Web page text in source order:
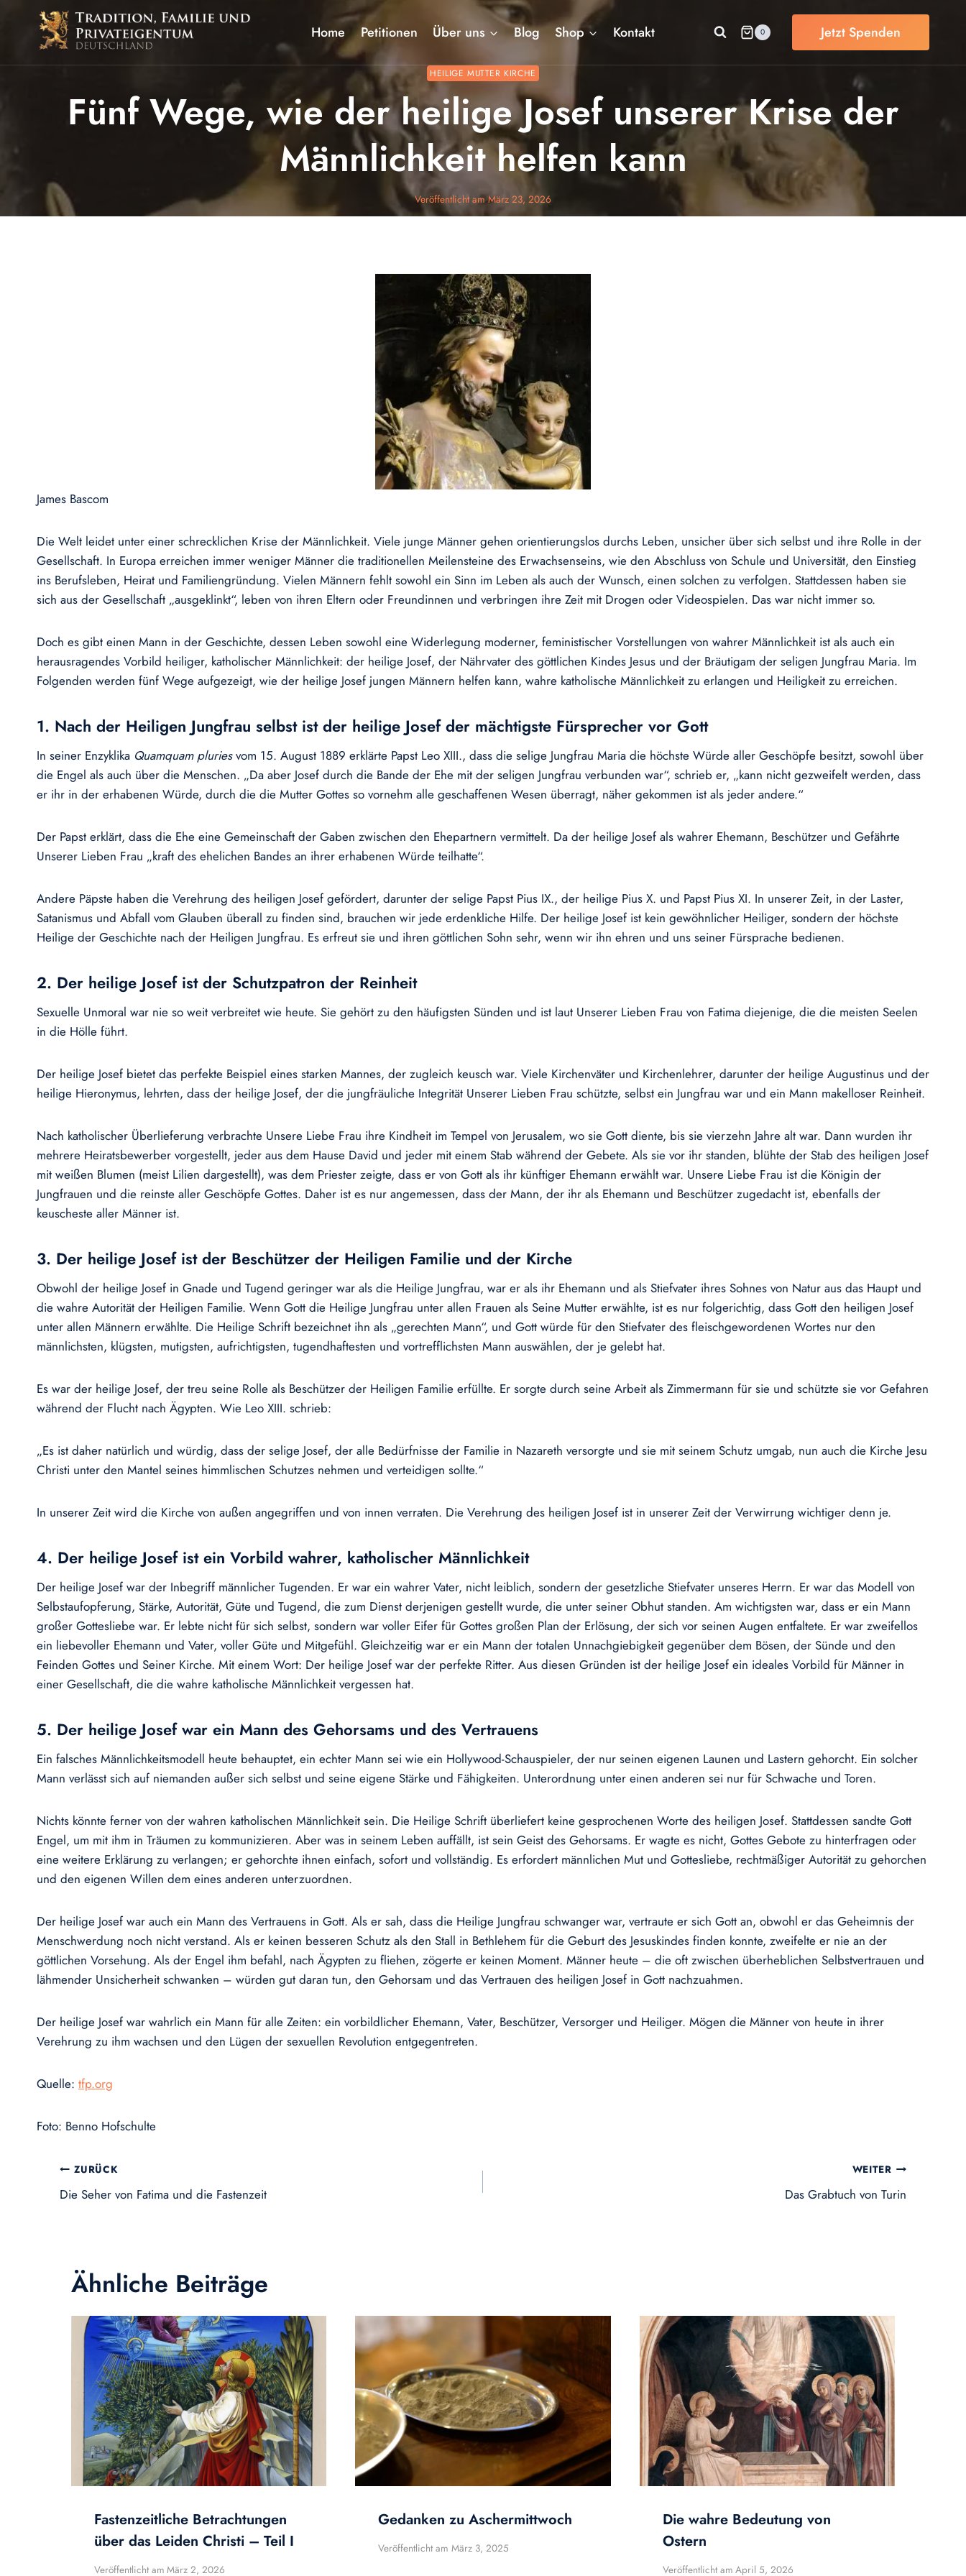
springen
Home Petitionen Über uns Blog Shop Kontakt 0 Jetzt Spenden
HEILIGE MUTTER KIRCHE
Fünf Wege, wie der heilige Josef unserer Krise der
Männlichkeit helfen kann
Veröffentlicht amMärz 23, 2026
James Bascom
Die Welt leidet unter einer schrecklichen Krise der Männlichkeit. Viele junge Männer gehen orientierungslos durchs Leben, unsicher über sich selbst und ihre Rolle in der
Gesellschaft. In Europa erreichen immer weniger Männer die traditionellen Meilensteine des Erwachsenseins, wie den Abschluss von Schule und Universität, den Einstieg
ins Berufsleben, Heirat und Familiengründung. Vielen Männern fehlt sowohl ein Sinn im Leben als auch der Wunsch, einen solchen zu verfolgen. Stattdessen haben sie
sich aus der Gesellschaft „ausgeklinkt“, leben von ihren Eltern oder Freundinnen und verbringen ihre Zeit mit Drogen oder Videospielen. Das war nicht immer so.
Doch es gibt einen Mann in der Geschichte, dessen Leben sowohl eine Widerlegung moderner, feministischer Vorstellungen von wahrer Männlichkeit ist als auch ein
herausragendes Vorbild heiliger, katholischer Männlichkeit: der heilige Josef, der Nährvater des göttlichen Kindes Jesus und der Bräutigam der seligen Jungfrau Maria. Im
Folgenden werden fünf Wege aufgezeigt, wie der heilige Josef jungen Männern helfen kann, wahre katholische Männlichkeit zu erlangen und Heiligkeit zu erreichen.
1. Nach der Heiligen Jungfrau selbst ist der heilige Josef der mächtigste Fürsprecher vor Gott
In seiner Enzyklika Quamquam pluriesvom 15. August 1889 erklärte Papst Leo XIII., dass die selige Jungfrau Maria die höchste Würde aller Geschöpfe besitzt, sowohl über
die Engel als auch über die Menschen. „Da aber Josef durch die Bande der Ehe mit der seligen Jungfrau verbunden war“, schrieb er, „kann nicht gezweifelt werden, dass
er ihr in der erhabenen Würde, durch die die Mutter Gottes so vornehm alle geschaffenen Wesen überragt, näher gekommen ist als jeder andere.“
Der Papst erklärt, dass die Ehe eine Gemeinschaft der Gaben zwischen den Ehepartnern vermittelt. Da der heilige Josef als wahrer Ehemann, Beschützer und Gefährte
Unserer Lieben Frau „kraft des ehelichen Bandes an ihrer erhabenen Würde teilhatte“.
Andere Päpste haben die Verehrung des heiligen Josef gefördert, darunter der selige Papst Pius IX., der heilige Pius X. und Papst Pius XI. In unserer Zeit, in der Laster,
Satanismus und Abfall vom Glauben überall zu finden sind, brauchen wir jede erdenkliche Hilfe. Der heilige Josef ist kein gewöhnlicher Heiliger, sondern der höchste
Heilige der Geschichte nach der Heiligen Jungfrau. Es erfreut sie und ihren göttlichen Sohn sehr, wenn wir ihn ehren und uns seiner Fürsprache bedienen.
2. Der heilige Josef ist der Schutzpatron der Reinheit
Sexuelle Unmoral war nie so weit verbreitet wie heute. Sie gehört zu den häufigsten Sünden und ist laut Unserer Lieben Frau von Fatima diejenige, die die meisten Seelen
in die Hölle führt.
Der heilige Josef bietet das perfekte Beispiel eines starken Mannes, der zugleich keusch war. Viele Kirchenväter und Kirchenlehrer, darunter der heilige Augustinus und der
heilige Hieronymus, lehrten, dass der heilige Josef, der die jungfräuliche Integrität Unserer Lieben Frau schützte, selbst ein Jungfrau war und ein Mann makelloser Reinheit.
Nach katholischer Überlieferung verbrachte Unsere Liebe Frau ihre Kindheit im Tempel von Jerusalem, wo sie Gott diente, bis sie vierzehn Jahre alt war. Dann wurden ihr
mehrere Heiratsbewerber vorgestellt, jeder aus dem Hause David und jeder mit einem Stab während der Gebete. Als sie vor ihr standen, blühte der Stab des heiligen Josef
mit weißen Blumen (meist Lilien dargestellt), was dem Priester zeigte, dass er von Gott als ihr künftiger Ehemann erwählt war. Unsere Liebe Frau ist die Königin der
Jungfrauen und die reinste aller Geschöpfe Gottes. Daher ist es nur angemessen, dass der Mann, der ihr als Ehemann und Beschützer zugedacht ist, ebenfalls der
keuscheste aller Männer ist.
3. Der heilige Josef ist der Beschützer der Heiligen Familie und der Kirche
Obwohl der heilige Josef in Gnade und Tugend geringer war als die Heilige Jungfrau, war er als ihr Ehemann und als Stiefvater ihres Sohnes von Natur aus das Haupt und
die wahre Autorität der Heiligen Familie. Wenn Gott die Heilige Jungfrau unter allen Frauen als Seine Mutter erwählte, ist es nur folgerichtig, dass Gott den heiligen Josef
unter allen Männern erwählte. Die Heilige Schrift bezeichnet ihn als „gerechten Mann“, und Gott würde für den Stiefvater des fleischgewordenen Wortes nur den
männlichsten, klügsten, mutigsten, aufrichtigsten, tugendhaftesten und vortrefflichsten Mann auswählen, der je gelebt hat.
Es war der heilige Josef, der treu seine Rolle als Beschützer der Heiligen Familie erfüllte. Er sorgte durch seine Arbeit als Zimmermann für sie und schützte sie vor Gefahren
während der Flucht nach Ägypten. Wie Leo XIII. schrieb:
„Es ist daher natürlich und würdig, dass der selige Josef, der alle Bedürfnisse der Familie in Nazareth versorgte und sie mit seinem Schutz umgab, nun auch die Kirche Jesu
Christi unter den Mantel seines himmlischen Schutzes nehmen und verteidigen sollte.“
In unserer Zeit wird die Kirche von außen angegriffen und von innen verraten. Die Verehrung des heiligen Josef ist in unserer Zeit der Verwirrung wichtiger denn je.
4. Der heilige Josef ist ein Vorbild wahrer, katholischer Männlichkeit
Der heilige Josef war der Inbegriff männlicher Tugenden. Er war ein wahrer Vater, nicht leiblich, sondern der gesetzliche Stiefvater unseres Herrn. Er war das Modell von
Selbstaufopferung, Stärke, Autorität, Güte und Tugend, die zum Dienst derjenigen gestellt wurde, die unter seiner Obhut standen. Am wichtigsten war, dass er ein Mann
großer Gottesliebe war. Er lebte nicht für sich selbst, sondern war voller Eifer für Gottes großen Plan der Erlösung, der sich vor seinen Augen entfaltete. Er war zweifellos
ein liebevoller Ehemann und Vater, voller Güte und Mitgefühl. Gleichzeitig war er ein Mann der totalen Unnachgiebigkeit gegenüber dem Bösen, der Sünde und den
Feinden Gottes und Seiner Kirche. Mit einem Wort: Der heilige Josef war der perfekte Ritter. Aus diesen Gründen ist der heilige Josef ein ideales Vorbild für Männer in
einer Gesellschaft, die die wahre katholische Männlichkeit vergessen hat.
5. Der heilige Josef war ein Mann des Gehorsams und des Vertrauens
Ein falsches Männlichkeitsmodell heute behauptet, ein echter Mann sei wie ein Hollywood-Schauspieler, der nur seinen eigenen Launen und Lastern gehorcht. Ein solcher
Mann verlässt sich auf niemanden außer sich selbst und seine eigene Stärke und Fähigkeiten. Unterordnung unter einen anderen sei nur für Schwache und Toren.
Nichts könnte ferner von der wahren katholischen Männlichkeit sein. Die Heilige Schrift überliefert keine gesprochenen Worte des heiligen Josef. Stattdessen sandte Gott
Engel, um mit ihm in Träumen zu kommunizieren. Aber was in seinem Leben auffällt, ist sein Geist des Gehorsams. Er wagte es nicht, Gottes Gebote zu hinterfragen oder
eine weitere Erklärung zu verlangen; er gehorchte ihnen einfach, sofort und vollständig. Es erfordert männlichen Mut und Gottesliebe, rechtmäßiger Autorität zu gehorchen
und den eigenen Willen dem eines anderen unterzuordnen.
Der heilige Josef war auch ein Mann des Vertrauens in Gott. Als er sah, dass die Heilige Jungfrau schwanger war, vertraute er sich Gott an, obwohl er das Geheimnis der
Menschwerdung noch nicht verstand. Als er keinen besseren Schutz als den Stall in Bethlehem für die Geburt des Jesuskindes finden konnte, zweifelte er nie an der
göttlichen Vorsehung. Als der Engel ihm befahl, nach Ägypten zu fliehen, zögerte er keinen Moment. Männer heute – die oft zwischen überheblichen Selbstvertrauen und
lähmender Unsicherheit schwanken – würden gut daran tun, den Gehorsam und das Vertrauen des heiligen Josef in Gott nachzuahmen.
Der heilige Josef war wahrlich ein Mann für alle Zeiten: ein vorbildlicher Ehemann, Vater, Beschützer, Versorger und Heiliger. Mögen die Männer von heute in ihrer
Verehrung zu ihm wachsen und den Lügen der sexuellen Revolution entgegentreten.
Quelle: tfp.org
Foto: Benno Hofschulte
Beitragsnavigation
ZURÜCK
Die Seher von Fatima und die Fastenzeit
WEITER
Das Grabtuch von Turin
Ähnliche Beiträge
Fastenzeitliche Betrachtungen
über das Leiden Christi – Teil I
Veröffentlicht am März 2, 2026
Gedanken zu Aschermittwoch
Veröffentlicht am März 3, 2025
Die wahre Bedeutung von
Ostern
Veröffentlicht am April 5, 2026